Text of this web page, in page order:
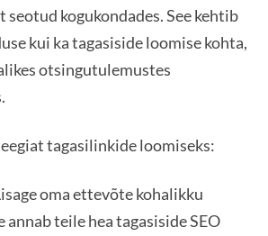
kogukondades. See kehtib
kui ka tagasiside loomise kohta,
otsingutulemustes
tagasilinkide loomiseks:
oma ettevõte kohalikku
annab teile hea tagasiside SEO